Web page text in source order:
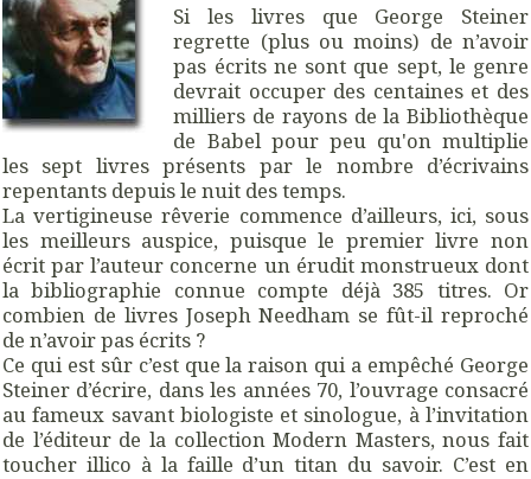
Si les livres que George Steiner
regrette (plus ou moins) de n’avoir
pas écrits ne sont que sept, le genre
devrait occuper des centaines et des
milliers de rayons de la Bibliothèque
de Babel pour peu qu'on multiplie
les sept livres présents par le nombre d’écrivains
repentants depuis le nuit des temps.
La vertigineuse rêverie commence d’ailleurs, ici, sous
les meilleurs auspice, puisque le premier livre non
écrit par l’auteur concerne un érudit monstrueux dont
la bibliographie connue compte déjà 385 titres. Or
combien de livres Joseph Needham se fût-il reproché
de n’avoir pas écrits ?
Ce qui est sûr c’est que la raison qui a empêché George
Steiner d’écrire, dans les années 70, l’ouvrage consacré
au fameux savant biologiste et sinologue, à l’invitation
de l’éditeur de la collection Modern Masters, nous fait
toucher illico à la faille d’un titan du savoir. C’est en